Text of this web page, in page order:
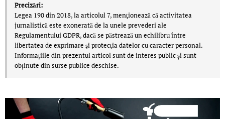
Precizări:
Legea 190 din 2018, la articolul 7, menţionează că activitatea
jurnalistică este exonerată de la unele prevederi ale
Regulamentului GDPR, dacă se păstrează un echilibru între
libertatea de exprimare şi protecţia datelor cu caracter personal.
Informațiile din prezentul articol sunt de interes public și sunt
obținute din surse publice deschise.